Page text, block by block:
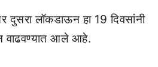
दुसरा लॉकडाऊन हा 19 दिवसांनी
वाढवण्यात आले आहे.